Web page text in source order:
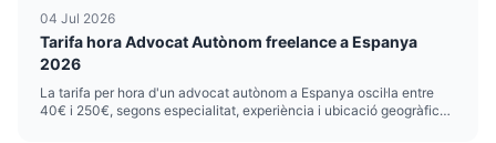
04 Jul 2026
Tarifa hora Advocat Autònom freelance a Espanya
2026
La tarifa per hora d'un advocat autònom a Espanya oscil·la entre
40€ i 250€, segons especialitat, experiència i ubicació geogràfica.